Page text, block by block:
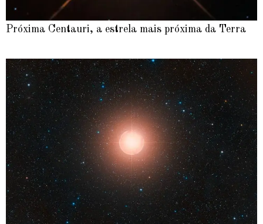
Próxima Centauri, a estrela mais próxima da Terra